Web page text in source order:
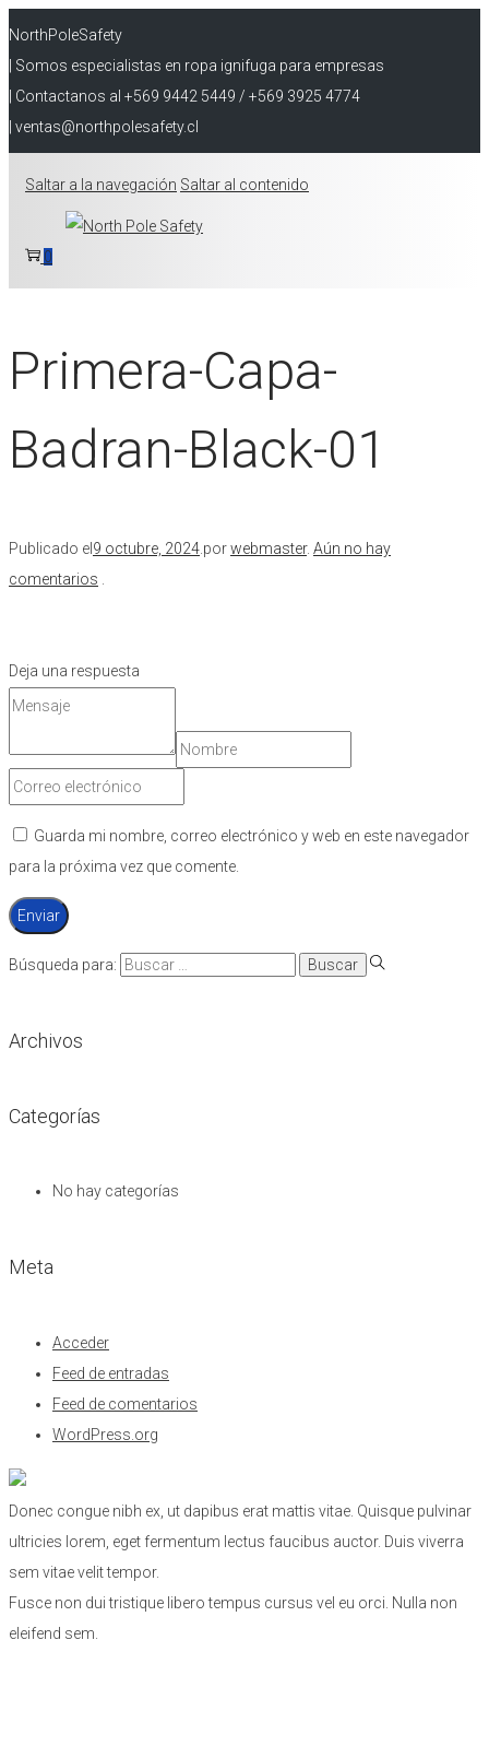
NorthPoleSafety
| Somos especialistas en ropa ignifuga para empresas
| Contactanos al +569 9442 5449 / +569 3925 4774
| ventas@northpolesafety.cl
Saltar a la navegación Saltar al contenido
0
Primera-Capa-
Badran-Black-01
Publicado el 9 octubre, 2024 porwebmaster. Aún no hay
comentarios
Deja una respuesta
Guarda mi nombre, correo electrónico y web en este navegador
para la próxima vez que comente.
Búsqueda para:
Archivos
Categorías
No hay categorías
Meta
Acceder
Feed de entradas
Feed de comentarios
WordPress.org
Donec congue nibh ex, ut dapibus erat mattis vitae. Quisque pulvinar
ultricies lorem, eget fermentum lectus faucibus auctor. Duis viverra
sem vitae velit tempor.
Fusce non dui tristique libero tempus cursus vel eu orci. Nulla non
eleifend sem.